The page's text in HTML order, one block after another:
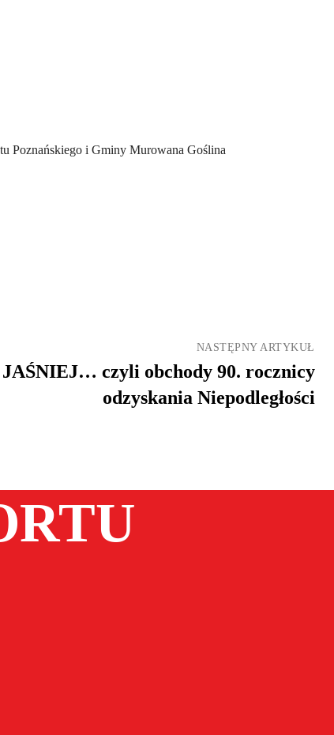
Poznańskiego i Gminy Murowana Goślina
NASTĘPNY ARTYKUŁ
czyli obchody 90. rocznicy
odzyskania Niepodległości